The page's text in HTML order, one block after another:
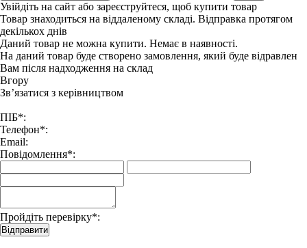
Увійдіть на сайт або зареєструйтеся, щоб купити товар
Товар знаходиться на віддаленому складі. Відправка протягом
декількох днів
Даний товар не можна купити. Немає в наявності.
На даний товар буде створено замовлення, який буде відравлен
Вам після надходження на склад
Вгору
Зв’язатися з керівництвом
ПІБ*:
Телефон*:
Email:
Повідомлення*:
Пройдіть перевірку*:
Відправити